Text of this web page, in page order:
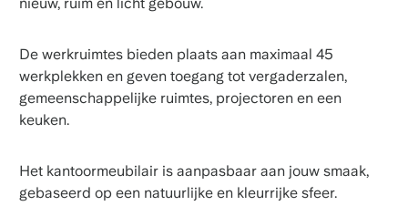
De werkruimtes bieden plaats aan maximaal 45
werkplekken en geven toegang tot vergaderzalen,
gemeenschappelijke ruimtes, projectoren en een
keuken.
Het kantoormeubilair is aanpasbaar aan jouw smaak,
gebaseerd op een natuurlijke en kleurrijke sfeer.